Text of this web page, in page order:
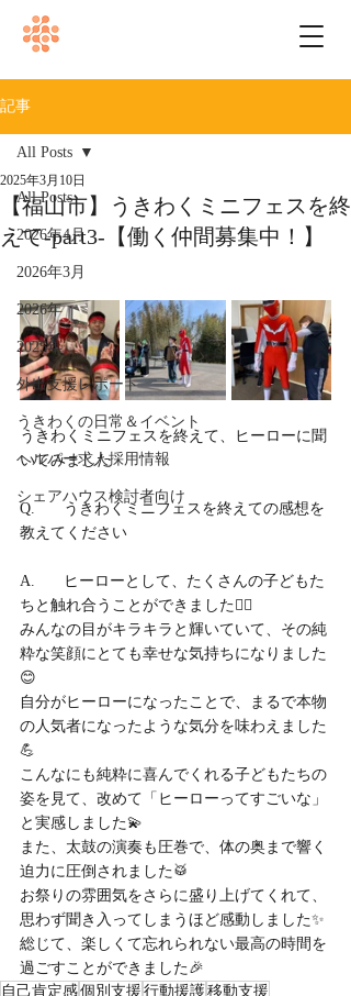
記事
All Posts
2026年4月
2026年3月
2026年
2025年
外出支援レポート
うきわくの日常＆イベント
ヘルパー求人採用情報
シェアハウス検討者向け
All Posts
【福山市】うきわくミニフェスを終
えて-part3-【働く仲間募集中！】
2025年3月10日
うきわくミニフェスを終えて、ヒーローに聞
いてみました
Q.	うきわくミニフェスを終えての感想を
教えてください
A.	ヒーローとして、たくさんの子どもた
ちと触れ合うことができました🦸‍♂️
みんなの目がキラキラと輝いていて、その純
粋な笑顔にとても幸せな気持ちになりました
😊
自分がヒーローになったことで、まるで本物
の人気者になったような気分を味わえました
💪
こんなにも純粋に喜んでくれる子どもたちの
姿を見て、改めて「ヒーローってすごいな」
と実感しました💫
また、太鼓の演奏も圧巻で、体の奥まで響く
迫力に圧倒されました🥁
お祭りの雰囲気をさらに盛り上げてくれて、
思わず聞き入ってしまうほど感動しました✨
総じて、楽しくて忘れられない最高の時間を
過ごすことができました🎉
自己肯定感個別支援 行動援護 移動支援